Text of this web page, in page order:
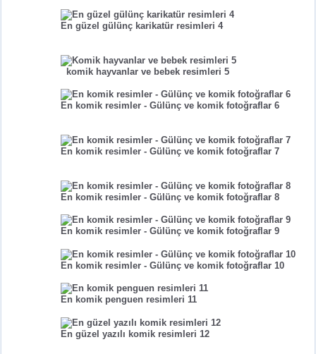
En güzel gülünç karikatür resimleri 4
komik hayvanlar ve bebek resimleri 5
En komik resimler - Gülünç ve komik fotoğraflar 6
En komik resimler - Gülünç ve komik fotoğraflar 7
En komik resimler - Gülünç ve komik fotoğraflar 8
En komik resimler - Gülünç ve komik fotoğraflar 9
En komik resimler - Gülünç ve komik fotoğraflar 10
En komik penguen resimleri 11
En güzel yazılı komik resimleri 12